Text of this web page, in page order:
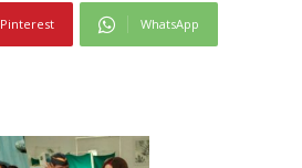
Pinterest WhatsApp